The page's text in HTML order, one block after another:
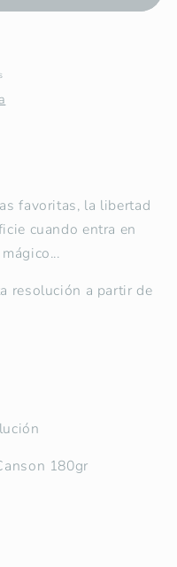
favoritas, la libertad
cuando entra en
resolución a partir de
180gr